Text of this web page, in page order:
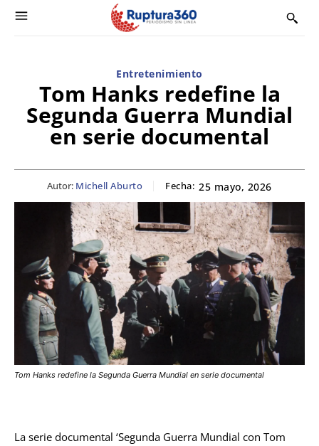
Entretenimiento
Tom Hanks redefine la
Segunda Guerra Mundial
en serie documental
Autor: Michell Aburto Fecha: 25 mayo, 2026
Tom Hanks redefine la Segunda Guerra Mundial en serie documental
La serie documental ‘Segunda Guerra Mundial con Tom